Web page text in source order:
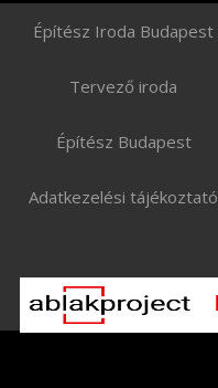
Építész Iroda Budapest
Tervező iroda
Építész Budapest
Adatkezelési tájékoztató